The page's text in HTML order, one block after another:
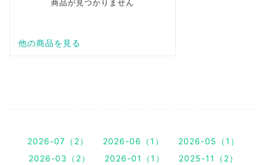
2026-07（2） 2026-06（1）
2026-05（1）
2026-03（2）
2026-01（1）
2025-11（2）